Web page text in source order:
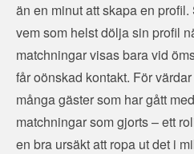
än en minut att skapa en
vem som helst dölja sin profil
matchningar visas bara vid
får oönskad kontakt. För
många gäster som har gått
matchningar som gjorts – ett
en bra ursäkt att ropa ut det i